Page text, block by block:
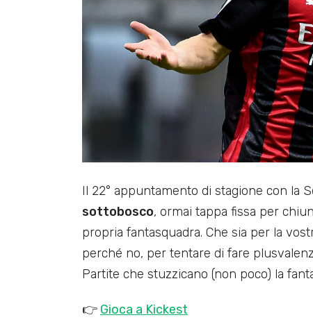
Il 22° appuntamento di stagione con la
sottobosco, ormai tappa fissa per
propria fantasquadra. Che sia per la
perché no, per tentare di fare
Partite che stuzzicano (non poco) la
👉 Gioca a Kickest